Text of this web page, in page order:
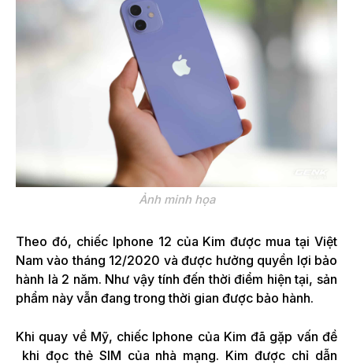
Ảnh minh họa
Theo đó, chiếc Iphone 12 của Kim được mua tại Việt
Nam vào tháng 12/2020 và được hưởng quyền lợi bảo
hành là 2 năm. Như vậy tính đến thời điểm hiện tại, sản
phẩm này vẫn đang trong thời gian được bảo hành.
Khi quay về Mỹ, chiếc Iphone của Kim đã gặp vấn đề
khi đọc thẻ SIM của nhà mạng. Kim được chỉ dẫn